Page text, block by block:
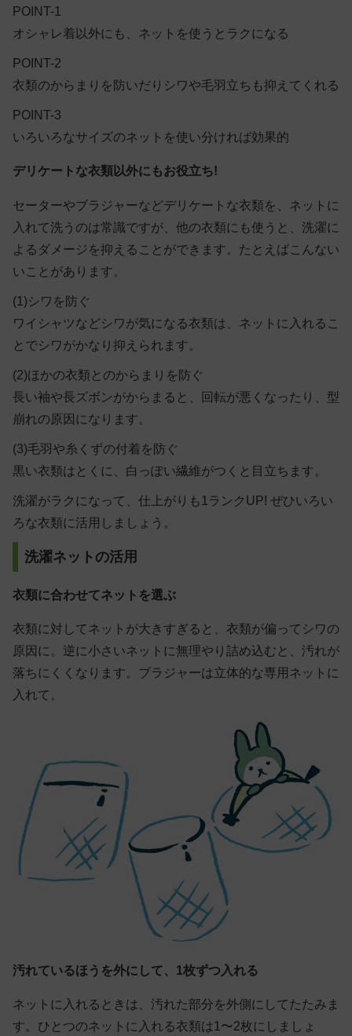
POINT-1
オシャレ着以外にも、ネットを使うとラクになる
POINT-2
衣類のからまりを防いだりシワや毛羽立ちも抑えてくれる
POINT-3
いろいろなサイズのネットを使い分ければ効果的
デリケートな衣類以外にもお役立ち!
セーターやブラジャーなどデリケートな衣類を、ネットに
入れて洗うのは常識ですが、他の衣類にも使うと、洗濯に
よるダメージを抑えることができます。たとえばこんない
いことがあります。
(1)シワを防ぐ
ワイシャツなどシワが気になる衣類は、ネットに入れるこ
とでシワがかなり抑えられます。
(2)ほかの衣類とのからまりを防ぐ
長い袖や長ズボンがからまると、回転が悪くなったり、型
崩れの原因になります。
(3)毛羽や糸くずの付着を防ぐ
黒い衣類はとくに、白っぽい繊維がつくと目立ちます。
洗濯がラクになって、仕上がりも1ランクUP! ぜひいろい
ろな衣類に活用しましょう。
洗濯ネットの活用
衣類に合わせてネットを選ぶ
衣類に対してネットが大きすぎると、衣類が偏ってシワの
原因に。逆に小さいネットに無理やり詰め込むと、汚れが
落ちにくくなります。ブラジャーは立体的な専用ネットに
入れて。
汚れているほうを外にして、1枚ずつ入れる
ネットに入れるときは、汚れた部分を外側にしてたたみま
す。ひとつのネットに入れる衣類は1〜2枚にしましょ